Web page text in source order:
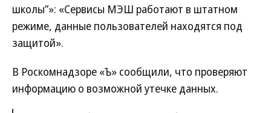
школы”»: «Сервисы МЭШ работают в штатном
режиме, данные пользователей находятся под
защитой».
В Роскомнадзоре «Ъ» сообщили, что проверяют
информацию о возможной утечке данных.